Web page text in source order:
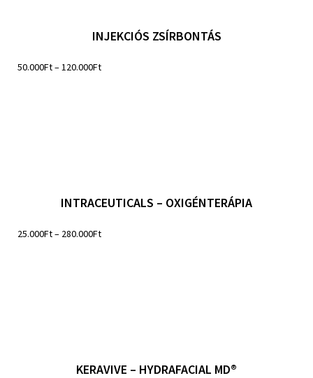
INJEKCIÓS ZSÍRBONTÁS
50.000Ft–120.000Ft
INTRACEUTICALS – OXIGÉNTERÁPIA
25.000Ft– 280.000Ft
KERAVIVE – HYDRAFACIAL MD®